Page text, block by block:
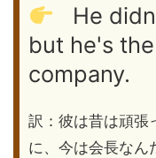
He
but he's
company.
訳：彼は昔は頑張
に、今は会長なん